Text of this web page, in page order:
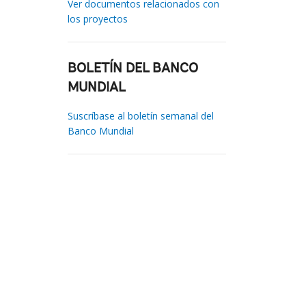
Ver documentos relacionados con
los proyectos
BOLETÍN DEL BANCO
MUNDIAL
Suscríbase al boletín semanal del
Banco Mundial